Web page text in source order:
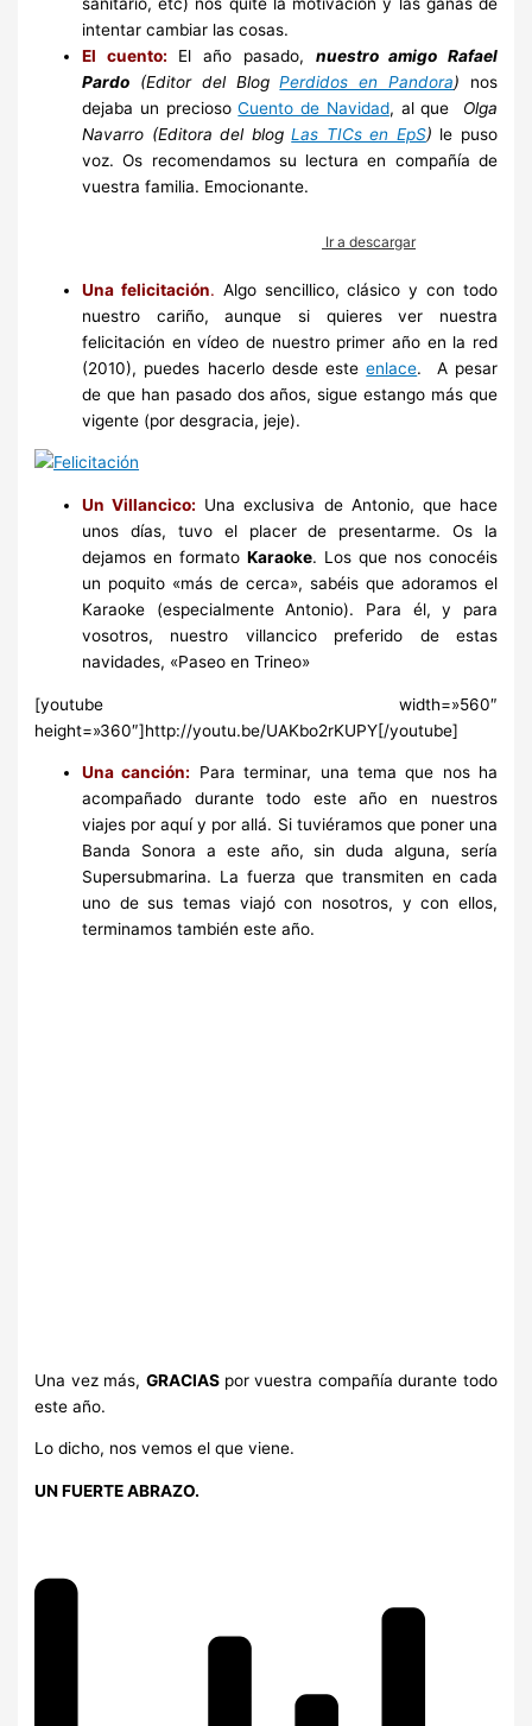
sanitario, etc) nos quite la motivación y las ganas de
intentar cambiar las cosas.
El cuento: El año pasado, nuestro amigo Rafael
Pardo (Editor del BlogPerdidos en Pandora) nos
dejaba un preciosoCuento de Navidad, al que Olga
Navarro (Editora del blogLas TICs en EpS) le puso
voz. Os recomendamos su lectura en compañía de
vuestra familia. Emocionante.
Ir a descargar
Una felicitación. Algo sencillico, clásico y con todo
nuestro cariño, aunque si quieres ver nuestra
felicitación en vídeo de nuestro primer año en la red
(2010), puedes hacerlo desde esteenlace. A pesar
de que han pasado dos años, sigue estango más que
vigente (por desgracia, jeje).
Un Villancico: Una exclusiva de Antonio, que hace
unos días, tuvo el placer de presentarme. Os la
dejamos en formatoKaraoke. Los que nos conocéis
un poquito «más de cerca», sabéis que adoramos el
Karaoke (especialmente Antonio). Para él, y para
vosotros, nuestro villancico preferido de estas
navidades, «Paseo en Trineo»
[youtube width=»560″
height=»360″]http://youtu.be/UAKbo2rKUPY[/youtube]
Una canción: Para terminar, una tema que nos ha
acompañado durante todo este año en nuestros
viajes por aquí y por allá. Si tuviéramos que poner una
Banda Sonora a este año, sin duda alguna, sería
Supersubmarina. La fuerza que transmiten en cada
uno de sus temas viajó con nosotros, y con ellos,
terminamos también este año.
Una vez más, GRACIASpor vuestra compañía durante todo
este año.
Lo dicho, nos vemos el que viene.
UN FUERTE ABRAZO.